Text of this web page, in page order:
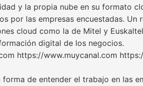
y la propia nube en su formato
por las empresas encuestadas. Un
cloud como la de Mitel y
digital de los negocios.
https://www.muycanal.com
de entender el trabajo en las